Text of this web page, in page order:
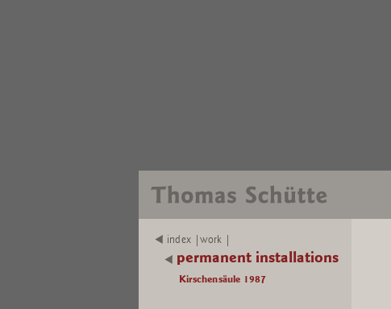
index |work |
permanent installations
Kirschensäule 1987